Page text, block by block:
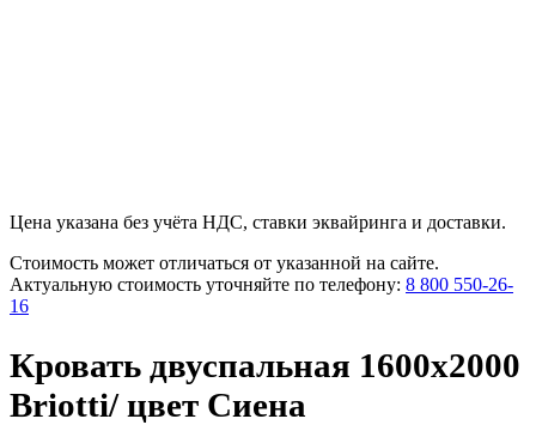
Цена указана без учёта НДС, ставки эквайринга и доставки.
Стоимость может отличаться от указанной на сайте.
Актуальную стоимость уточняйте по телефону: 8 800 550-26-
16
Кровать двуспальная 1600х2000
Briotti/ цвет Сиена